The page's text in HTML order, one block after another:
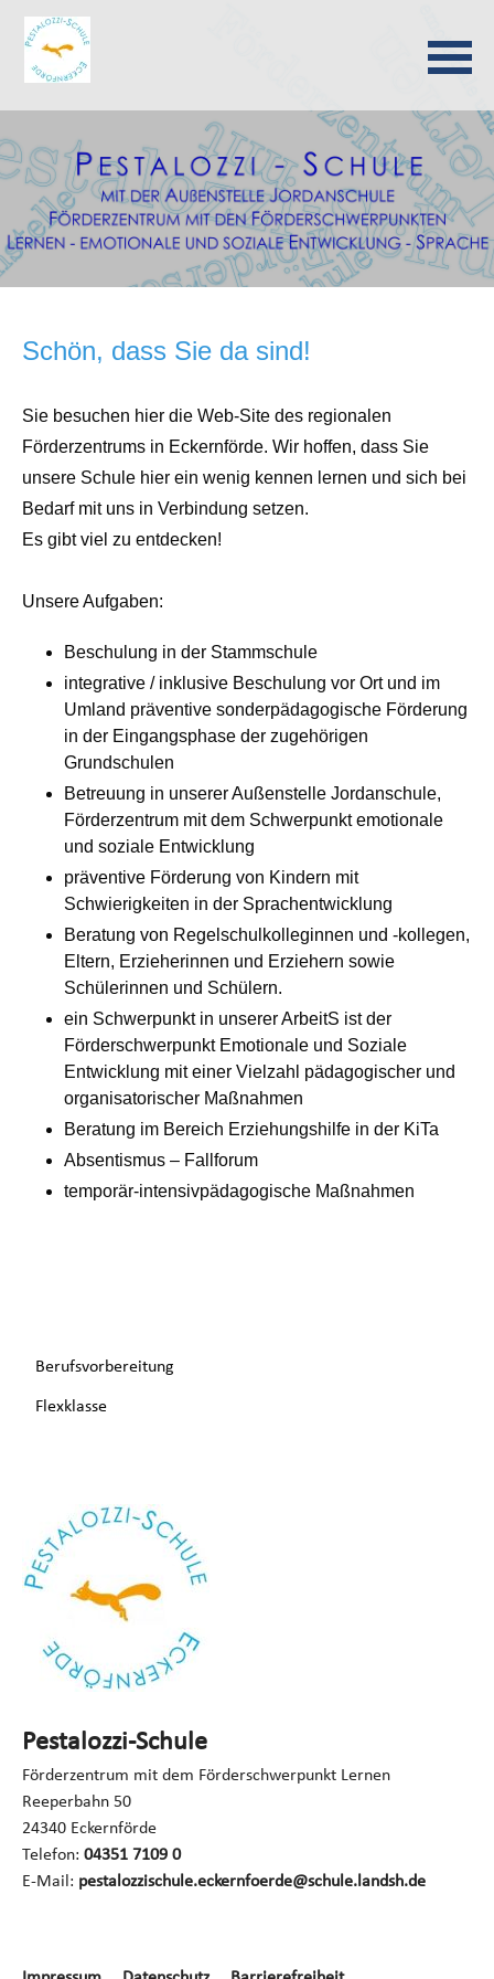
überspringen
Schön, dass Sie da sind!
Sie besuchen hier die Web-Site des regionalen
Förderzentrums in Eckernförde. Wir hoffen, dass Sie
unsere Schule hier ein wenig kennen lernen und sich bei
Bedarf mit uns in Verbindung setzen.
Es gibt viel zu entdecken!
Unsere Aufgaben:
Beschulung in der Stammschule
integrative / inklusive Beschulung vor Ort und im
Umland präventive sonderpädagogische Förderung
in der Eingangsphase der zugehörigen
Grundschulen
Betreuung in unserer Außenstelle Jordanschule,
Förderzentrum mit dem Schwerpunkt emotionale
und soziale Entwicklung
präventive Förderung von Kindern mit
Schwierigkeiten in der Sprachentwicklung
Beratung von Regelschulkolleginnen und -kollegen,
Eltern, Erzieherinnen und Erziehern sowie
Schülerinnen und Schülern.
ein Schwerpunkt in unserer ArbeitS ist der
Förderschwerpunkt Emotionale und Soziale
Entwicklung mit einer Vielzahl pädagogischer und
organisatorischer Maßnahmen
Beratung im Bereich Erziehungshilfe in der KiTa
Absentismus – Fallforum
temporär-intensivpädagogische Maßnahmen
überspringen
Berufsvorbereitung
Flexklasse
Pestalozzi-Schule
Förderzentrum mit dem Förderschwerpunkt Lernen
Reeperbahn 50
24340 Eckernförde
Telefon: 04351 7109 0
E-Mail: pestalozzischule.eckernfoerde@schule.landsh.de